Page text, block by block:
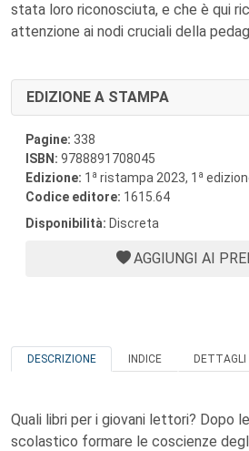
stata loro riconosciuta, e che è qui
attenzione ai nodi cruciali della
EDIZIONE A STAMPA
Pagine: 338
ISBN: 9788891708045
Edizione: 1 a ristampa 2023, 1 a
Codice editore: 1615.64
Disponibilità: Discreta
AGGIUNGI AI
DESCRIZIONE INDICE DETTAGLI
Quali libri per i giovani lettori? Dopo
scolastico formare le coscienze